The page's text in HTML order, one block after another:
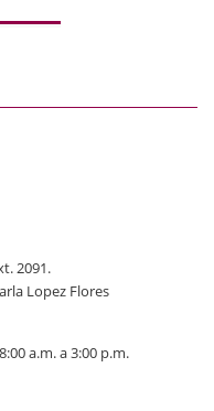
2091.
Lopez Flores
a.m. a 3:00 p.m.